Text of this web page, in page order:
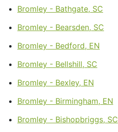
Bromley - Bathgate, SC
Bromley - Bearsden, SC
Bromley - Bedford, EN
Bromley - Bellshill, SC
Bromley - Bexley, EN
Bromley - Birmingham, EN
Bromley - Bishopbriggs, SC